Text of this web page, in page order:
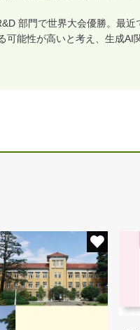
部門で世界大会優勝。最近
可能性が高いと考え、生成AI